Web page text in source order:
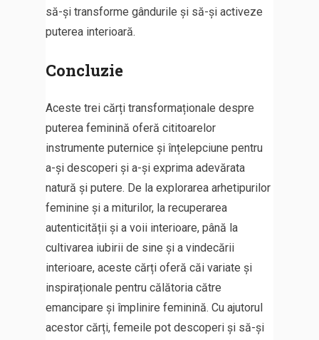
să-și transforme gândurile și să-și activeze
puterea interioară.
Concluzie
Aceste trei cărți transformaționale despre
puterea feminină oferă cititoarelor
instrumente puternice și înțelepciune pentru
a-și descoperi și a-și exprima adevărata
natură și putere. De la explorarea arhetipurilor
feminine și a miturilor, la recuperarea
autenticității și a voii interioare, până la
cultivarea iubirii de sine și a vindecării
interioare, aceste cărți oferă căi variate și
inspiraționale pentru călătoria către
emancipare și împlinire feminină. Cu ajutorul
acestor cărți, femeile pot descoperi și să-și